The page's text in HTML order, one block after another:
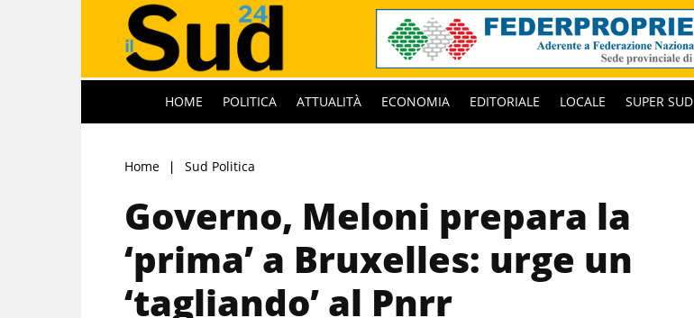
HOME POLITICA ATTUALITÀ ECONOMIA EDITORIALE LOCALE SUPER SUD
Home Sud Politica
Governo, Meloni prepara la
‘prima’ a Bruxelles: urge un
‘tagliando’ al Pnrr